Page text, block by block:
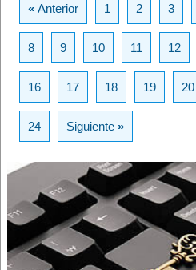
«Anterior 1 2 3
8 9 10 11 12
16 17 18 19 20
24 Siguiente»